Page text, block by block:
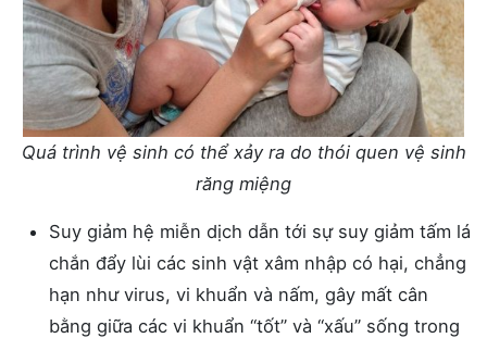
Quá trình vệ sinh có thể xảy ra do thói quen vệ sinh
răng miệng
Suy giảm hệ miễn dịch dẫn tới sự suy giảm tấm lá
chắn đẩy lùi các sinh vật xâm nhập có hại, chẳng
hạn như virus, vi khuẩn và nấm, gây mất cân
bằng giữa các vi khuẩn “tốt” và “xấu” sống trong